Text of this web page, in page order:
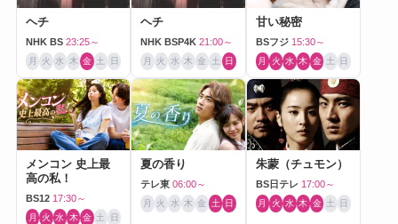
ヘチ
NHK BS 23:25～
月 火 水 木 金 土 日
ヘチ
NHK BSP4K 21:00～
月 火 水 木 金 土 日
甘い秘密
BSフジ 15:30～
月 火 水 木 金 土 日
メンコン 史上最
高の私！
BS12 17:30～
月 火 水 木 金 土 日
夏の香り
テレ東 06:00～
月 火 水 木 金 土 日
朱蒙（チュモン）
BS日テレ 17:00～
月 火 水 木 金 土 日